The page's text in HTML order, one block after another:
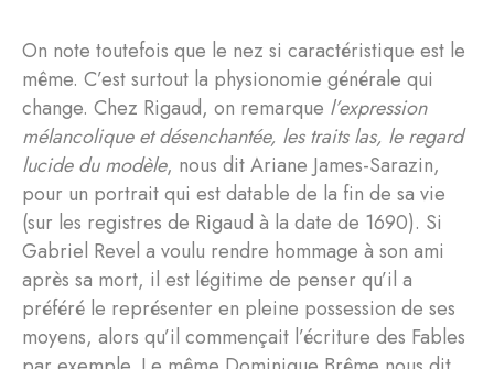
On note toutefois que le nez si caractéristique est le
même. C’est surtout la physionomie générale qui
change. Chez Rigaud, on remarque l’expression
mélancolique et désenchantée, les traits las, le regard
lucide du modèle, nous dit Ariane James-Sarazin,
pour un portrait qui est datable de la fin de sa vie
(sur les registres de Rigaud à la date de 1690). Si
Gabriel Revel a voulu rendre hommage à son ami
après sa mort, il est légitime de penser qu’il a
préféré le représenter en pleine possession de ses
moyens, alors qu’il commençait l’écriture des Fables